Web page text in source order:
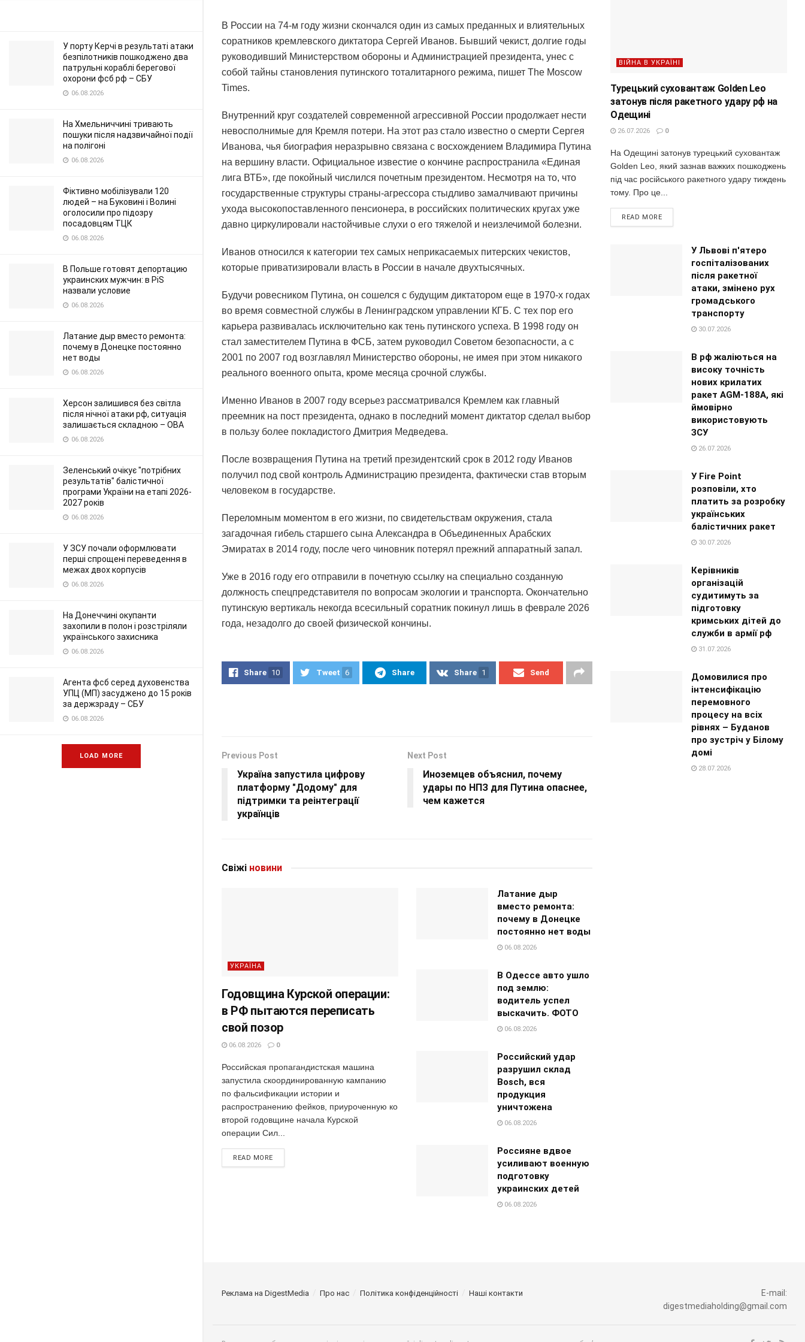
У порту Керчі в результаті атаки
безпілотників пошкоджено два
патрульні кораблі берегової
охорони фсб рф – СБУ
06.08.2026
На Хмельниччині тривають
пошуки після надзвичайної події
на полігоні
06.08.2026
Фіктивно мобілізували 120
людей – на Буковині і Волині
оголосили про підозру
посадовцям ТЦК
06.08.2026
В Польше готовят депортацию
украинских мужчин: в PiS
назвали условие
06.08.2026
Латание дыр вместо ремонта:
почему в Донецке постоянно
нет воды
06.08.2026
Херсон залишився без світла
після нічної атаки рф, ситуація
залишається складною – ОВА
06.08.2026
Зеленський очікує "потрібних
результатів" балістичної
програми України на етапі 2026-
2027 років
06.08.2026
У ЗСУ почали оформлювати
перші спрощені переведення в
межах двох корпусів
06.08.2026
На Донеччині окупанти
захопили в полон і розстріляли
українського захисника
06.08.2026
Агента фсб серед духовенства
УПЦ (МП) засуджено до 15 років
за держзраду – СБУ
06.08.2026
LOAD MORE
В России на 74-м году жизни скончался один из самых преданных и влиятельных
соратников кремлевского диктатора Сергей Иванов. Бывший чекист, долгие годы
руководивший Министерством обороны и Администрацией президента, унес с
собой тайны становления путинского тоталитарного режима, пишет The Moscow
Times.
Внутренний круг создателей современной агрессивной России продолжает нести
невосполнимые для Кремля потери. На этот раз стало известно о смерти Сергея
Иванова, чья биография неразрывно связана с восхождением Владимира Путина
на вершину власти. Официальное известие о кончине распространила «Единая
лига ВТБ», где покойный числился почетным президентом. Несмотря на то, что
государственные структуры страны-агрессора стыдливо замалчивают причины
ухода высокопоставленного пенсионера, в российских политических кругах уже
давно циркулировали настойчивые слухи о его тяжелой и неизлечимой болезни.
Иванов относился к категории тех самых неприкасаемых питерских чекистов,
которые приватизировали власть в России в начале двухтысячных.
Будучи ровесником Путина, он сошелся с будущим диктатором еще в 1970-х годах
во время совместной службы в Ленинградском управлении КГБ. С тех пор его
карьера развивалась исключительно как тень путинского успеха. В 1998 году он
стал заместителем Путина в ФСБ, затем руководил Советом безопасности, а с
2001 по 2007 год возглавлял Министерство обороны, не имея при этом никакого
реального военного опыта, кроме месяца срочной службы.
Именно Иванов в 2007 году всерьез рассматривался Кремлем как главный
преемник на пост президента, однако в последний момент диктатор сделал выбор
в пользу более покладистого Дмитрия Медведева.
После возвращения Путина на третий президентский срок в 2012 году Иванов
получил под свой контроль Администрацию президента, фактически став вторым
человеком в государстве.
Переломным моментом в его жизни, по свидетельствам окружения, стала
загадочная гибель старшего сына Александра в Объединенных Арабских
Эмиратах в 2014 году, после чего чиновник потерял прежний аппаратный запал.
Уже в 2016 году его отправили в почетную ссылку на специально созданную
должность спецпредставителя по вопросам экологии и транспорта. Окончательно
путинскую вертикаль некогда всесильный соратник покинул лишь в феврале 2026
года, незадолго до своей физической кончины.
Share 10 Tweet 6 Share Share 1 Send
Previous Post
Україна запустила цифрову
платформу "Додому" для
підтримки та реінтеграції
українців
Next Post
Иноземцев объяснил, почему
удары по НПЗ для Путина опаснее,
чем кажется
Свіжі новини
УКРАЇНА
Годовщина Курской операции:
в РФ пытаются переписать
свой позор
06.08.2026 0
Российская пропагандистская машина
запустила скоординированную кампанию
по фальсификации истории и
распространению фейков, приуроченную ко
второй годовщине начала Курской
операции Сил...
READ MORE
Латание дыр
вместо ремонта:
почему в Донецке
постоянно нет воды
06.08.2026
В Одессе авто ушло
под землю:
водитель успел
выскачить. ФОТО
06.08.2026
Российский удар
разрушил склад
Bosch, вся
продукция
уничтожена
06.08.2026
Россияне вдвое
усиливают военную
подготовку
украинских детей
06.08.2026
ВІЙНА В УКРАЇНІ
Турецький суховантаж Golden Leo
затонув після ракетного удару рф на
Одещині
26.07.2026 0
На Одещині затонув турецький суховантаж
Golden Leo, який зазнав важких пошкоджень
під час російського ракетного удару тиждень
тому. Про це...
READ MORE
У Львові п'ятеро
госпіталізованих
після ракетної
атаки, змінено рух
громадського
транспорту
30.07.2026
В рф жаліються на
високу точність
нових крилатих
ракет AGM-188A, які
ймовірно
використовують
ЗСУ
26.07.2026
У Fire Point
розповіли, хто
платить за розробку
українських
балістичних ракет
30.07.2026
Керівників
організацій
судитимуть за
підготовку
кримських дітей до
служби в армії рф
31.07.2026
Домовилися про
інтенсифікацію
перемовного
процесу на всіх
рівнях – Буданов
про зустріч у Білому
домі
28.07.2026
Реклама на DigestMedia Про нас Політика конфіденційності Наші контакти
E-mail:
digestmediaholding@gmail.com